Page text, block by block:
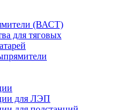
(ВАСТ)
для тяговых
для ЛЭП